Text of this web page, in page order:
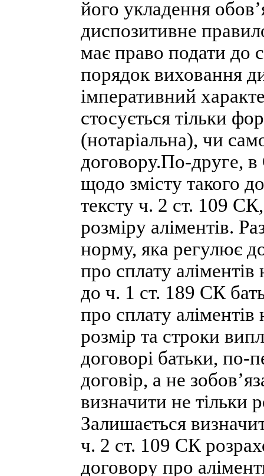
його укладення
диспозитивне
має право подати до
порядок виховання
імперативний
стосується тільки
(нотаріальна), чи
договору.По-друге,
щодо змісту такого
тексту ч. 2 ст. 109
розміру аліментів.
норму, яка регулює
про сплату
до ч. 1 ст. 189 СК
про сплату
розмір та строки
договорі батьки,
договір, а не
визначити не тільки
Залишається
ч. 2 ст. 109 СК
договору про